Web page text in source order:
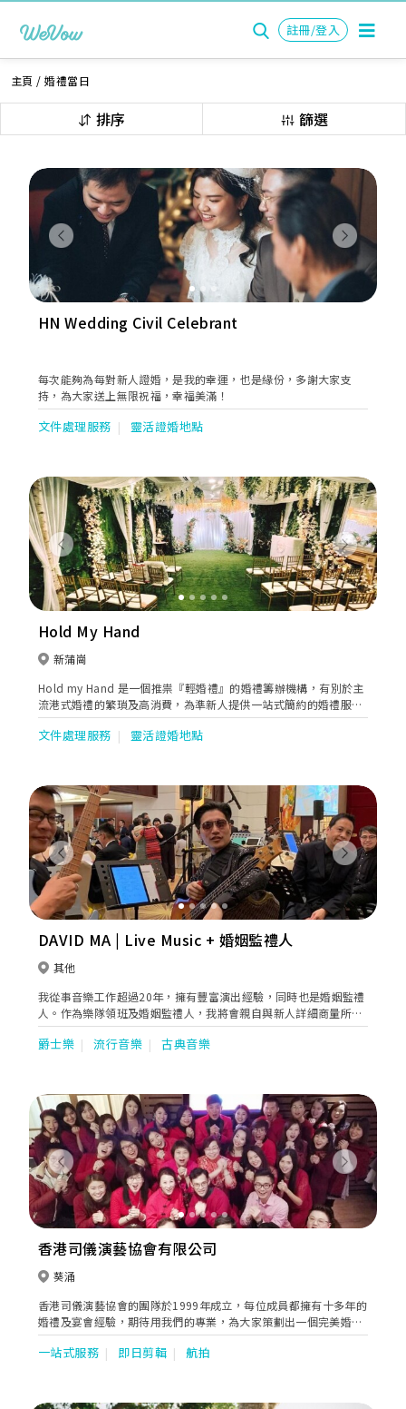
註冊/登入
主頁 /婚禮當日
排序 篩選
Previous Next
HN Wedding Civil Celebrant
每次能夠為每對新人證婚，是我的幸運，也是緣份，多謝大家支
持，為大家送上無限祝福，幸福美滿！
文件處理服務 靈活證婚地點
Previous Next
Hold My Hand
新蒲崗
Hold my Hand 是一個推祟『輕婚禮』的婚禮籌辦機構，有別於主
流港式婚禮的繁瑣及高消費，為準新人提供一站式簡約的婚禮服
務。無論化妝、攝影、服裝以至婚禮註冊都能以簡單就是美的態度
去為新人準備，不需高昂消費、繁瑣冗長流程也能獲得一生幸福，
文件處理服務 靈活證婚地點
Previous Next
DAVID MA | Live Music + 婚姻監禮人
其他
我從事音樂工作超過20年，擁有豐富演出經驗，同時也是婚姻監禮
人。作為樂隊領班及婚姻監禮人，我將會親自與新人詳細商量所有
音樂及婚禮安排，確保你們可以安心享受一個溫馨及難忘的大日
子。期待與你們一起安排你們的婚禮！
爵士樂 流行音樂 古典音樂
Previous Next
香港司儀演藝協會有限公司
葵涌
香港司儀演藝協會的團隊於1999年成立，每位成員都擁有十多年的
婚禮及宴會經驗，期待用我們的專業，為大家策劃出一個完美婚禮
及宴會。我們通過ISO 9001:2008 國際質量管理體系及培訓認證，
成為業界首間獲頒發國際級專業水平認可證書協會。
一站式服務 即日剪輯 航拍